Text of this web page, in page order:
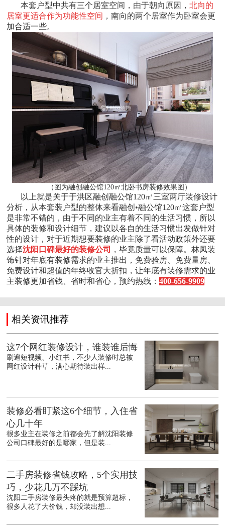
本套户型中共有三个居室空间，由于朝向原因，北向的
居室更适合作为功能性空间 ，南向的两个居室作为卧室会更
加合适一些。
（图为融创融公馆120㎡北卧书房装修效果图）
以上就是关于于洪区融创融公馆120㎡三室两厅装修设计
分析，从本套装户型的整体来看融创•融公馆120㎡这套户型
是非常不错的，由于不同的业主有着不同的生活习惯，所以
具体的装修和设计细节，建议以各自的生活习惯出发做针对
性的设计，对于近期想要装修的业主除了看活动政策外还要
选择沈阳口碑最好的装修公司
，毕竟质量可以保障。林凤装
饰针对年底有装修需求的业主推出，免费验房、免费量房、
免费设计和超值的年终收官大折扣，让年底有装修需求的业
主装修更加省钱、省时和省心，预约热线：400-656-9909
相关资讯推荐
这7个网红装修设计，谁装谁后悔
刷遍短视频、小红书，不少人装修时总被
网红设计种草，满心期待装出样...
装修必看盯紧这6个细节，入住省
心几十年
很多业主在装修之前都会先了解沈阳装修
公司口碑最好的是哪家，但是装...
二手房装修省钱攻略，5个实用技
巧，少花几万不踩坑
沈阳二手房装修最头疼的就是预算超标，
很多人花了大价钱，却没装出想...